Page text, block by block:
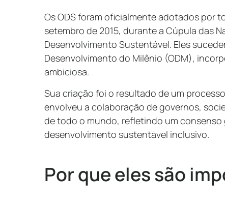
Os ODS foram oficialmente adotados por
setembro de 2015, durante a Cúpula das
Desenvolvimento Sustentável. Eles
Desenvolvimento do Milênio (ODM),
ambiciosa.
Sua criação foi o resultado de um
envolveu a colaboração de governos,
de todo o mundo, refletindo um consenso
desenvolvimento sustentável inclusivo.
Por que eles são